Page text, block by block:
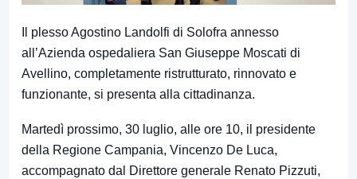
Il plesso Agostino Landolfi di Solofra annesso
all’Azienda ospedaliera San Giuseppe Moscati di
Avellino, completamente ristrutturato, rinnovato e
funzionante, si presenta alla cittadinanza.
Martedì prossimo, 30 luglio, alle ore 10, il presidente
della Regione Campania, Vincenzo De Luca,
accompagnato dal Direttore generale Renato Pizzuti,